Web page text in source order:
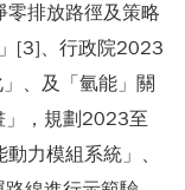
排放路徑及策略
[3]、行政院2023
、及「氫能」關
」，規劃2023至
力模組系統」、